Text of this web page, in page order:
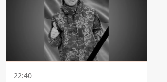
22:40